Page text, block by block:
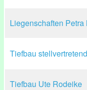
Liegenschaften Petra
Tiefbau
Tiefbau Ute Rodeike